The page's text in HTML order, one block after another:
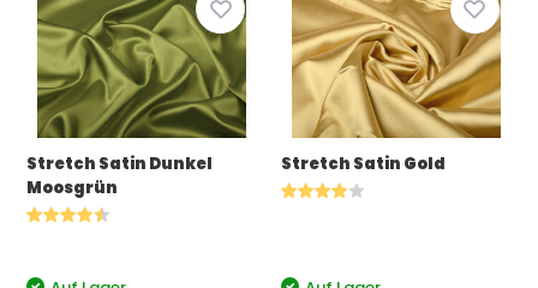
Stretch Satin Dunkel
Moosgrün
Stretch Satin Gold